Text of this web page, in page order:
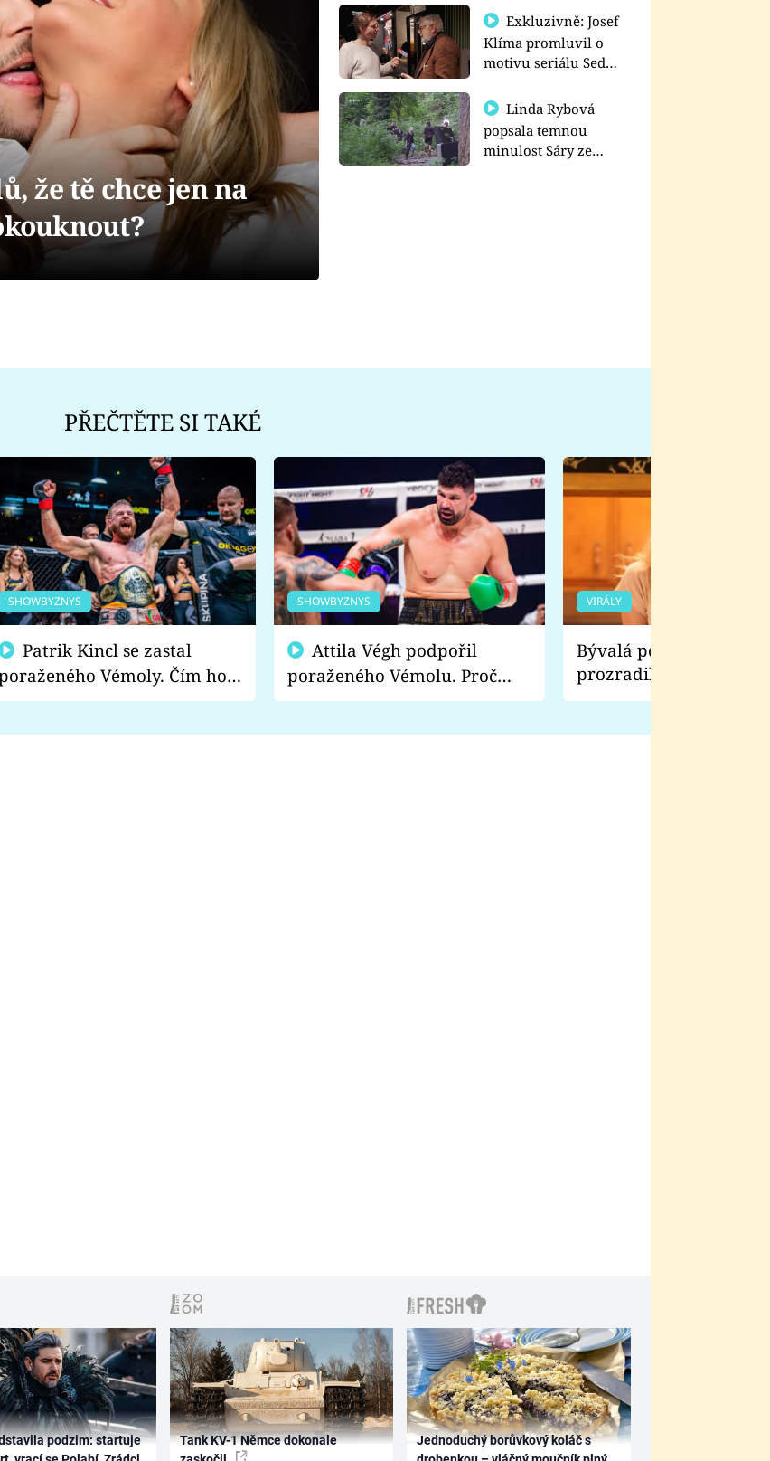
prima+
Exkluzivně: Josef
Klíma promluvil o
motivu seriálu Sedm
Linda Rybová
popsala temnou
minulost Sáry ze
že tě chce jen na
PŘEČTĚTE SI TAKÉ
SHOWBYZNYS
Vémoly. Čím ho
naštvali?
SHOWBYZNYS
poraženého Vémolu. Proč
chce raději zápasit s ním než
VIRÁLY
Bývalá pornoherečka
prozradila, co ji
natáčení Euforie.
podzim: startuje
Tank KV-1 Němce dokonale
Jednoduchý borůvkový koláč s